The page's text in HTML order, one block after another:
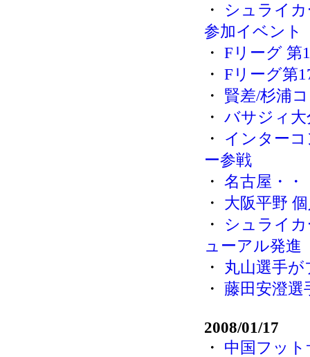
・ シュライ
参加イベント
・ Fリーグ 第
・ Fリーグ第
・ 賢差/杉浦
・ バサジィ
・ インター
ー参戦
・ 名古屋・
・ 大阪平野
・ シュライ
ューアル発進
・ 丸山選手
・ 藤田安澄
2008/01/17
・ 中国フッ